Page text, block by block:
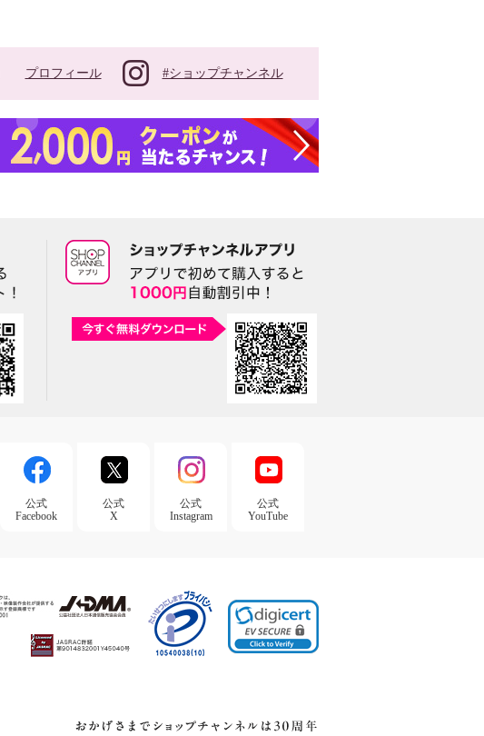
プロフィール #ショップチャンネル
公式
Facebook
公式
X
公式
Instagram
公式
YouTube